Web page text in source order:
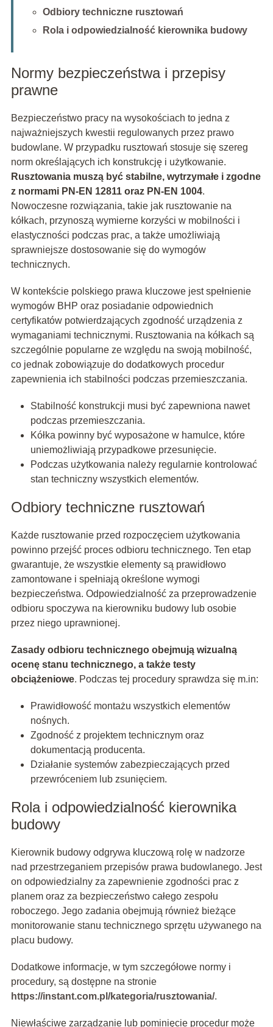
Odbiory techniczne rusztowań
Rola i odpowiedzialność kierownika budowy
Normy bezpieczeństwa i przepisy
prawne
Bezpieczeństwo pracy na wysokościach to jedna z
najważniejszych kwestii regulowanych przez prawo
budowlane. W przypadku rusztowań stosuje się szereg
norm określających ich konstrukcję i użytkowanie.
Rusztowania muszą być stabilne, wytrzymałe i zgodne
z normami PN-EN 12811 oraz PN-EN 1004.
Nowoczesne rozwiązania, takie jak rusztowanie na
kółkach, przynoszą wymierne korzyści w mobilności i
elastyczności podczas prac, a także umożliwiają
sprawniejsze dostosowanie się do wymogów
technicznych.
W kontekście polskiego prawa kluczowe jest spełnienie
wymogów BHP oraz posiadanie odpowiednich
certyfikatów potwierdzających zgodność urządzenia z
wymaganiami technicznymi. Rusztowania na kółkach są
szczególnie popularne ze względu na swoją mobilność,
co jednak zobowiązuje do dodatkowych procedur
zapewnienia ich stabilności podczas przemieszczania.
Stabilność konstrukcji musi być zapewniona nawet
podczas przemieszczania.
Kółka powinny być wyposażone w hamulce, które
uniemożliwiają przypadkowe przesunięcie.
Podczas użytkowania należy regularnie kontrolować
stan techniczny wszystkich elementów.
Odbiory techniczne rusztowań
Każde rusztowanie przed rozpoczęciem użytkowania
powinno przejść proces odbioru technicznego. Ten etap
gwarantuje, że wszystkie elementy są prawidłowo
zamontowane i spełniają określone wymogi
bezpieczeństwa. Odpowiedzialność za przeprowadzenie
odbioru spoczywa na kierowniku budowy lub osobie
przez niego uprawnionej.
Zasady odbioru technicznego obejmują wizualną
ocenę stanu technicznego, a także testy
obciążeniowe. Podczas tej procedury sprawdza się m.in:
Prawidłowość montażu wszystkich elementów
nośnych.
Zgodność z projektem technicznym oraz
dokumentacją producenta.
Działanie systemów zabezpieczających przed
przewróceniem lub zsunięciem.
Rola i odpowiedzialność kierownika
budowy
Kierownik budowy odgrywa kluczową rolę w nadzorze
nad przestrzeganiem przepisów prawa budowlanego. Jest
on odpowiedzialny za zapewnienie zgodności prac z
planem oraz za bezpieczeństwo całego zespołu
roboczego. Jego zadania obejmują również bieżące
monitorowanie stanu technicznego sprzętu używanego na
placu budowy.
Dodatkowe informacje, w tym szczegółowe normy i
procedury, są dostępne na stronie
https://instant.com.pl/kategoria/rusztowania/.
Niewłaściwe zarządzanie lub pominięcie procedur może